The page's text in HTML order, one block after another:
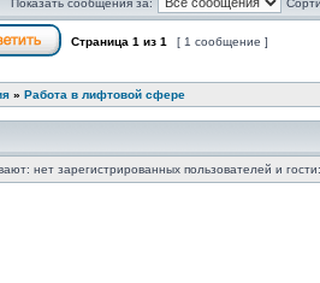
Показать сообщения за:
Страница 1 из 1 [ 1 сообщение ]
» Работа в лифтовой сфере
нет зарегистрированных пользователей и